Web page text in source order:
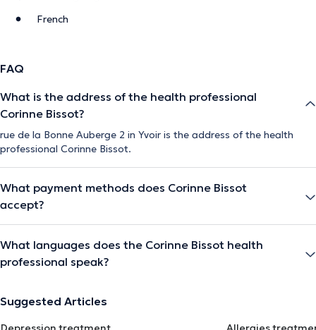
French
FAQ
What is the address of the health professional
Corinne Bissot?
rue de la Bonne Auberge 2 in Yvoir is the address of the health
professional Corinne Bissot.
What payment methods does Corinne Bissot
accept?
What languages does the Corinne Bissot health
professional speak?
Suggested Articles